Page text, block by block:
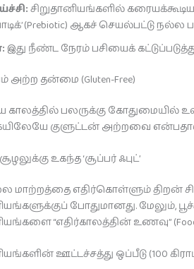
சிறுதானியங்களில்
(Prebiotic) ஆகச் செயல்பட்டு
இது நீண்ட நேரம் பசியைக்
அற்ற தன்மை (Gluten-Free)
பலருக்கு கோதுமையில் உள்ள
குளுட்டன் அற்றவை
உகந்த ‘சூப்பர் ஃபுட்’
மாற்றத்தை எதிர்கொள்ளும் திறன்
போதுமானது.
“எதிர்காலத்தின் உணவு”
ஊட்டச்சத்து ஒப்பீடு (100